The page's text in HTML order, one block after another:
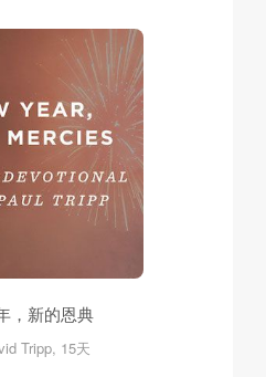
，新的恩典
Tripp, 15天